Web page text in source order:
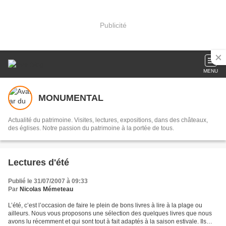
Publicité
MENU
MONUMENTAL
Actualité du patrimoine. Visites, lectures, expositions, dans des châteaux,
des églises. Notre passion du patrimoine à la portée de tous.
Lectures d'été
Publié le 31/07/2007 à 09:33
Par Nicolas Mémeteau
L’été, c’est l’occasion de faire le plein de bons livres à lire à la plage ou
ailleurs. Nous vous proposons une sélection des quelques livres que nous
avons lu récemment et qui sont tout à fait adaptés à la saison estivale. Ils